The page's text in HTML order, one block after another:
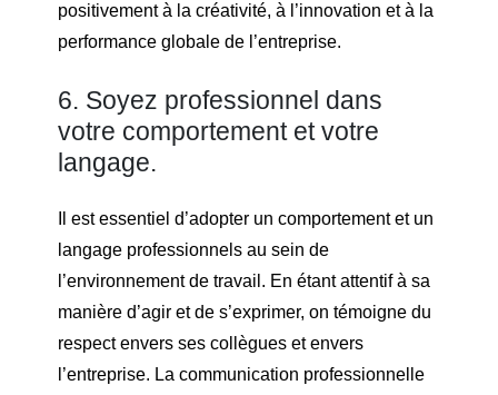
positivement à la créativité, à l’innovation et à la
performance globale de l’entreprise.
6. Soyez professionnel dans
votre comportement et votre
langage.
Il est essentiel d’adopter un comportement et un
langage professionnels au sein de
l’environnement de travail. En étant attentif à sa
manière d’agir et de s’exprimer, on témoigne du
respect envers ses collègues et envers
l’entreprise. La communication professionnelle